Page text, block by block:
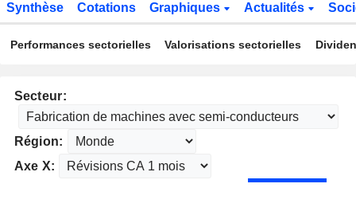
Synthèse Cotations Graphiques Actualités
Performances sectorielles Valorisations sectorielles
Secteur:
Région:
Axe X: